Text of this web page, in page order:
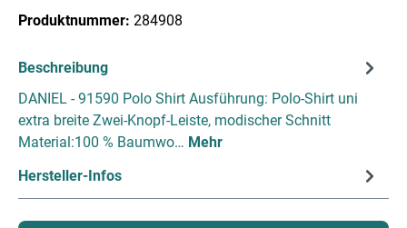
Produktnummer: 284908
Beschreibung
DANIEL - 91590 Polo Shirt Ausführung: Polo-Shirt uni
extra breite Zwei-Knopf-Leiste, modischer Schnitt
Material:100 % Baumwo… Mehr
Hersteller-Infos